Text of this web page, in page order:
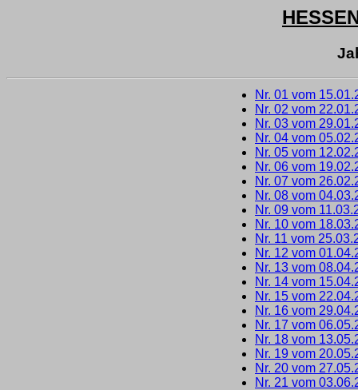
Nr. 01 vom
Nr. 02 vom
Nr. 03 vom
Nr. 04 vom
Nr. 05 vom
Nr. 06 vom
Nr. 07 vom
Nr. 08 vom
Nr. 09 vom
Nr. 10 vom
Nr. 11 vom
Nr. 12 vom
Nr. 13 vom
Nr. 14 vom
Nr. 15 vom
Nr. 16 vom
Nr. 17 vom
Nr. 18 vom
Nr. 19 vom
Nr. 20 vom
Nr. 21 vom